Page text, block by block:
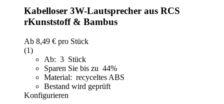
Kabelloser 3W-Lautsprecher aus RCS
rKunststoff & Bambus
Ab 8,49 € pro Stück
(1)
Ab: 3 Stück
Sparen Sie bis zu 44%
Material: recyceltes ABS
Bestand wird geprüft
Konfigurieren